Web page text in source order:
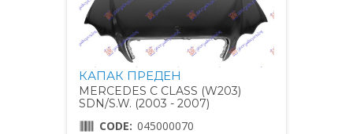
КАПАК ПРЕДЕН
MERCEDES C CLASS (W203)
SDN/S.W. (2003 - 2007)
CODE: 045000070